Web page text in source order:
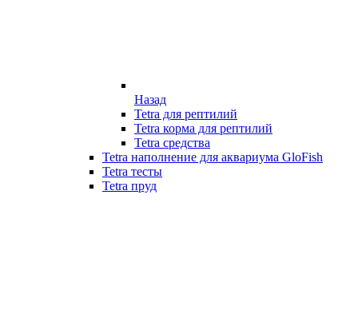
Назад
Tetra для рептилий
Tetra корма для рептилий
Tetra средства
Tetra наполнение для аквариума GloFish
Tetra тесты
Tetra пруд